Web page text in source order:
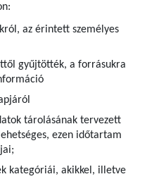
az érintett személyes
gyűjtötték, a forrásukra
tárolásának tervezett
ezen időtartam
kategóriái, akikkel, illetve